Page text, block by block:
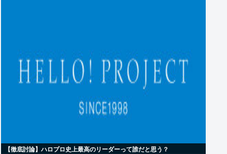
【徹底討論】ハロプロ史上最高のリーダーって誰だと思う？